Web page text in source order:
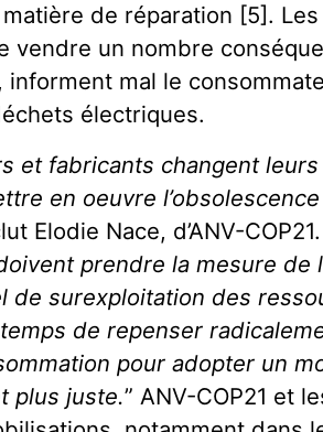
de réparation [5].
vendre un nombre
mal le
électriques.
et fabricants changent leurs
en oeuvre l’obsolescence
Elodie Nace, d’ANV-COP21.
prendre la mesure de
de surexploitation des
de repenser
pour adopter un
plus juste.” ANV-COP21 et